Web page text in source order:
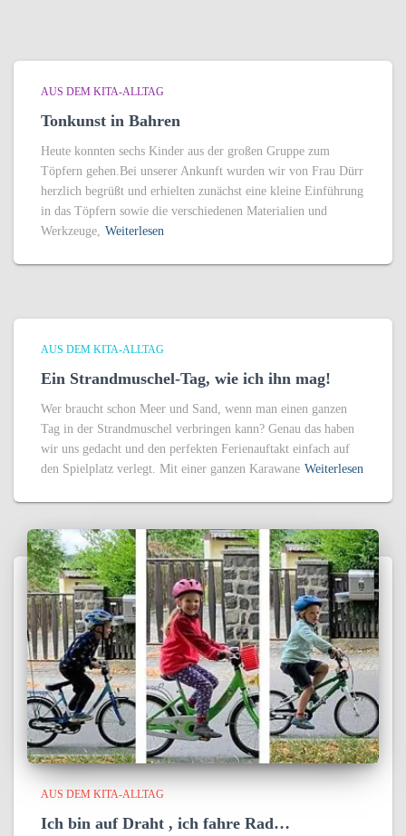
AUS DEM KITA-ALLTAG
Tonkunst in Bahren
Heute konnten sechs Kinder aus der großen Gruppe zum
Töpfern gehen.Bei unserer Ankunft wurden wir von Frau Dürr
herzlich begrüßt und erhielten zunächst eine kleine Einführung
in das Töpfern sowie die verschiedenen Materialien und
Werkzeuge, Weiterlesen
AUS DEM KITA-ALLTAG
Ein Strandmuschel-Tag, wie ich ihn mag!
Wer braucht schon Meer und Sand, wenn man einen ganzen
Tag in der Strandmuschel verbringen kann? Genau das haben
wir uns gedacht und den perfekten Ferienauftakt einfach auf
den Spielplatz verlegt. Mit einer ganzen Karawane Weiterlesen
AUS DEM KITA-ALLTAG
Ich bin auf Draht , ich fahre Rad…